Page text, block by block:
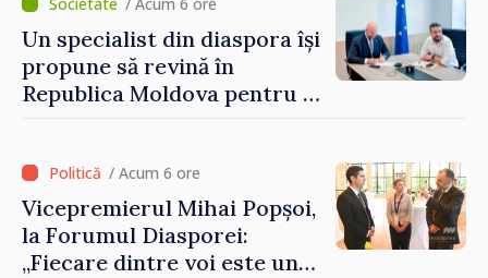
/ Acum 6 ore
Un specialist din diaspora își
propune să revină în
Republica Moldova pentru a
/ Acum 6 ore
Vicepremierul Mihai Popșoi,
la Forumul Diasporei:
„Fiecare dintre voi este un